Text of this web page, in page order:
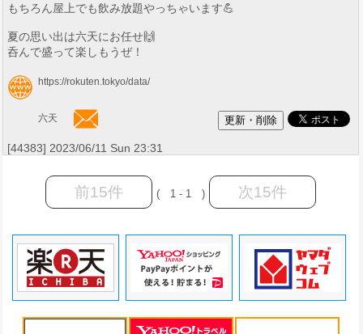
もちろん屋上でも飲み放題やっちゃいます💪
夏の思い出は六天にお任せ🙌
呑んで盛って楽しもうぜ！
https://rokuten.tokyo/data/
六天
[44383] 2023/06/11 Sun 23:31
前15件 ( 1 - 1 ) 次15件